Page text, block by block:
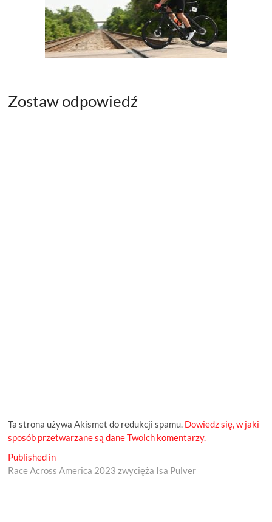
Zostaw odpowiedź
Ta strona używa Akismet do redukcji spamu. Dowiedz się, w jaki
sposób przetwarzane są dane Twoich komentarzy.
Nawigacja
wpisu
Published in
Race Across America 2023 zwycięża Isa Pulver